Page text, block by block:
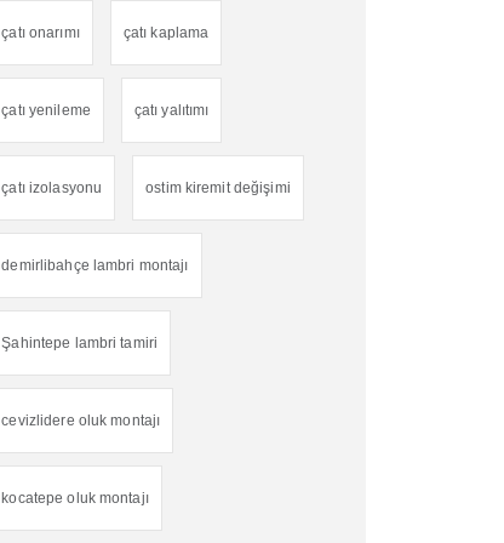
çatı onarımı çatı kaplama
çatı yenileme çatı yalıtımı
çatı izolasyonu ostim kiremit değişimi
demirlibahçe lambri montajı
Şahintepe lambri tamiri
cevizlidere oluk montajı
kocatepe oluk montajı